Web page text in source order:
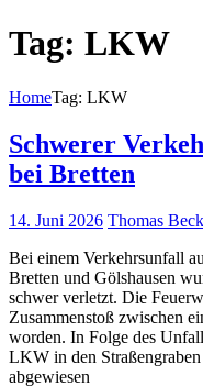
Tag: LKW
HomeTag: LKW
Schwerer
bei Bretten
14. Juni 2026 Thomas
Bei einem Verkehrsunfall
Bretten und Gölshausen
schwer verletzt. Die
Zusammenstoß zwischen
worden. In Folge des
LKW in den
abgewiesen